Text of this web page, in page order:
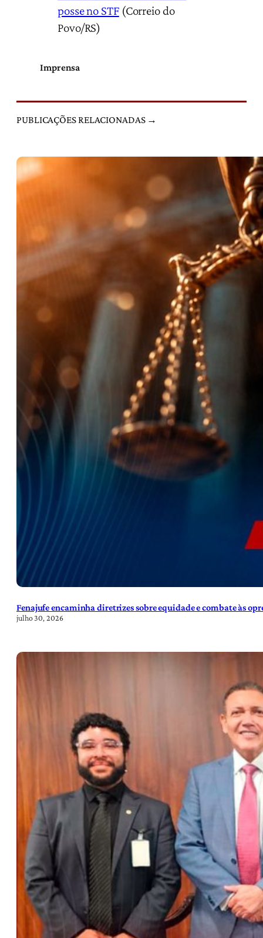
posse no STF(Correio do
Povo/RS)
Imprensa
PUBLICAÇÕES RELACIONADAS →
Fenajufe encaminha diretrizes sobre equidade e combate às
julho 30, 2026